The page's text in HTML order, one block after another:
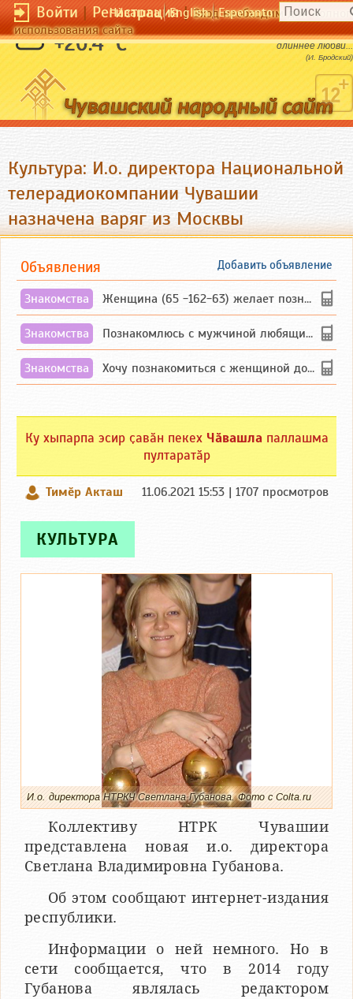
Войти|Регистрация|Вход необходим для
использования сайта
Чӑвашла English Esperanto
+20.4 °C
Любовь сильнее разлуки, но разлука
длиннее любви...
(И. Бродский)
Культура: И.о. директора Национальной
телерадиокомпании Чувашии
назначена варяг из Москвы
Добавить объявление
Объявления
Знакомства Женщина (65 -162-63) желает познакомиться с одиноким, добродушным, без вредных ...
Знакомства Познакомлюсь с мужчиной любящим танцевать и петь на родном чувашском языке
Знакомства Хочу познакомиться с женщиной до 55 лет чувашской или русской национальности дл...
Ку хыпарпа эсир ҫавӑн пекех Чӑвашла паллашма
пултаратӑр
Тимӗр Акташ 11.06.2021 15:53 | 1707 просмотров
КУЛЬТУРА
И.о. директора НТРКЧ Светлана Губанова. Фото с Colta.ru
Коллективу НТРК Чувашии
представлена новая и.о. директора
Светлана Владимировна Губанова.
Об этом сообщают интернет-издания
республики.
Информации о ней немного. Но в
сети сообщается, что в 2014 году
Губанова являлась редактором